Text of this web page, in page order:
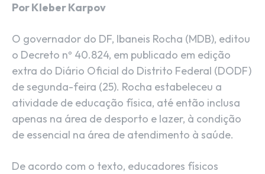
Por Kleber Karpov
O governador do DF, Ibaneis Rocha (MDB), editou
o Decreto nº 40.824, em publicado em edição
extra do Diário Oficial do Distrito Federal (DODF)
de segunda-feira (25). Rocha estabeleceu a
atividade de educação física, até então inclusa
apenas na área de desporto e lazer, à condição
de essencial na área de atendimento à saúde.
De acordo com o texto, educadores físicos